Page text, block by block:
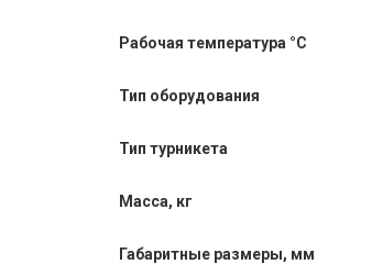
Рабочая температура °C
Тип оборудования
Тип турникета
Масса, кг
Габаритные размеры, мм